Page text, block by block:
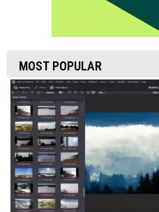
MOST POPULAR